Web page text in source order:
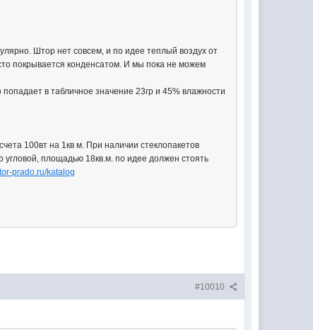
Штор нет совсем, и по идее теплый воздух от
покрывается конденсатом. И мы пока не можем
в табличное значение 23гр и 45% влажности
100вт на 1кв м. При наличии стеклопакетов
угловой, площадью 18кв.м. по идее должен стоять
prado.ru/katalog
#10010